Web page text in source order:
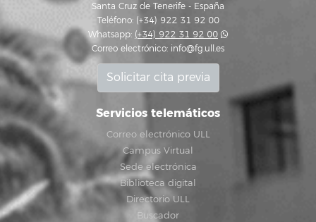
Santa Cruz de Tenerife - España
Teléfono: (+34) 922 31 92 00
Whatsapp: (+34) 922 31 92 00
Correo electrónico: info@fg.ull.es
Solicitar cita previa
Servicios telemáticos
Correo electrónico ULL
Campus Virtual
Sede electrónica
Biblioteca digital
Directorio ULL
Buscador